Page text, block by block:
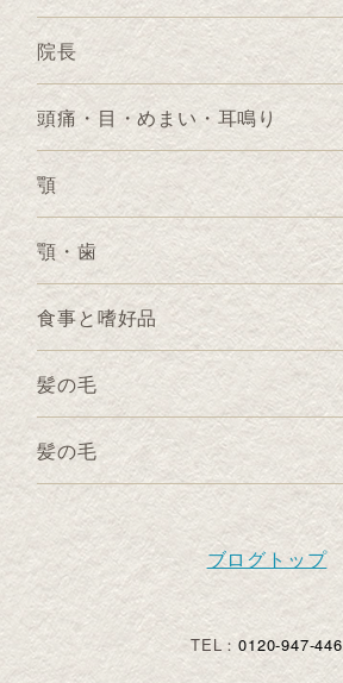
院長
頭痛・目・めまい・耳鳴り
顎
顎・歯
食事と嗜好品
髪の毛
髪の毛
ブログトップ
TEL：0120-947-446